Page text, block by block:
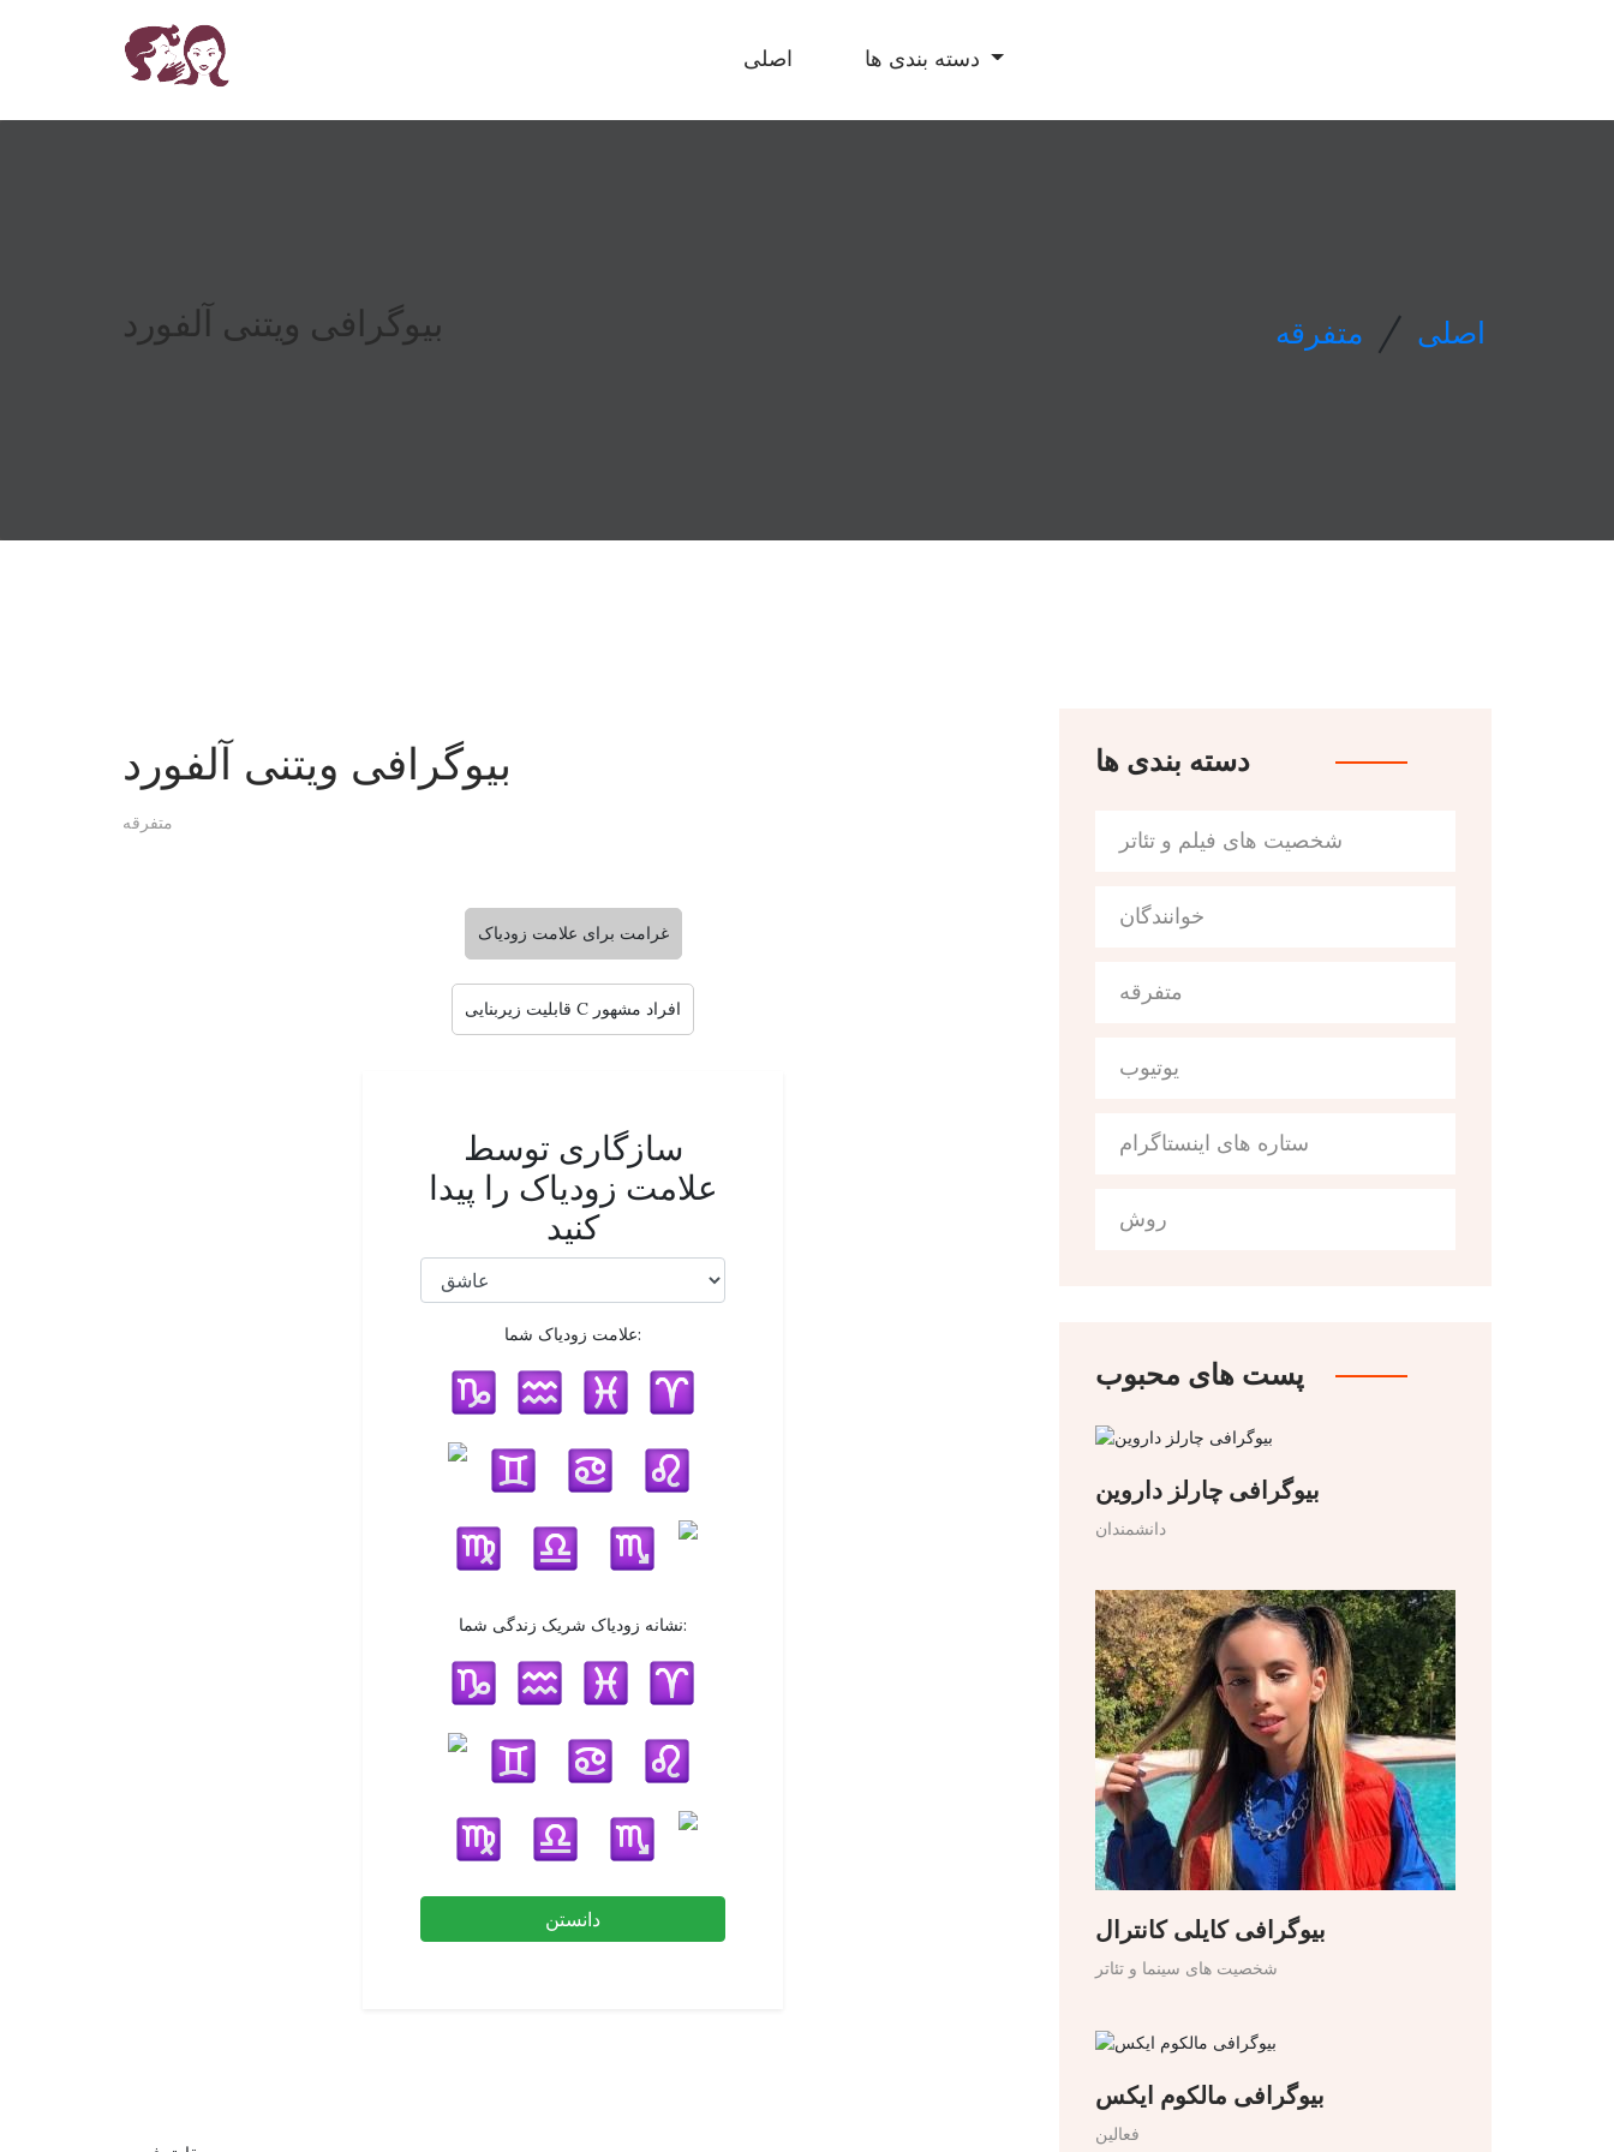
اصلی
بیوگرافی ویتنی آلفورد اصلی / متفرقه
بیوگرافی ویتنی آلفورد
متفرقه
غرامت برای علامت زودیاک
قابلیت زیربنایی C افراد مشهور
سازگاری توسط
علامت زودیاک را پیدا
کنید
علامت زودیاک شما:
نشانه زودیاک شریک زندگی شما:
دانستن
دسته بندی ها
شخصیت های فیلم و تئاتر
خوانندگان
متفرقه
یوتیوب
ستاره های اینستاگرام
روش
پست های محبوب
بیوگرافی چارلز داروین
دانشمندان
بیوگرافی کایلی کانترال
شخصیت های سینما و تئاتر
بیوگرافی مالکوم ایکس
فعالین